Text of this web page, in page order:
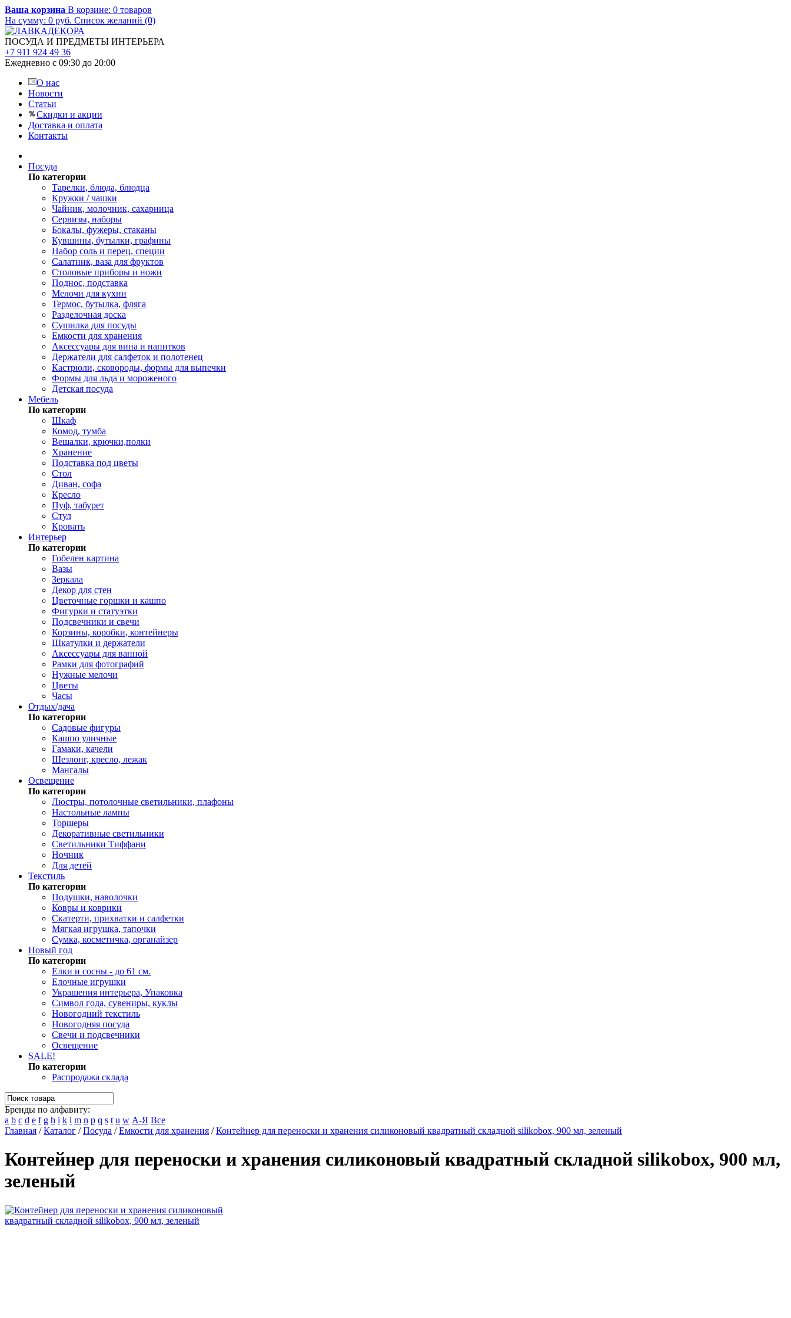
Ваша корзина В корзине: 0 товаров
На сумму: 0 руб. Список желаний (0)
ПОСУДА И ПРЕДМЕТЫ ИНТЕРЬЕРА
+7 911 924 49 36
Ежедневно с 09:30 до 20:00
О нас
Новости
Статьи
Скидки и акции
Доставка и оплата
Контакты
Посуда
По категории
Тарелки, блюда, блюдца
Кружки / чашки
Чайник, молочник, сахарница
Сервизы, наборы
Бокалы, фужеры, стаканы
Кувшины, бутылки, графины
Набор соль и перец, специи
Салатник, ваза для фруктов
Столовые приборы и ножи
Поднос, подставка
Мелочи для кухни
Термос, бутылка, фляга
Разделочная доска
Сушилка для посуды
Емкости для хранения
Аксессуары для вина и напитков
Держатели для салфеток и полотенец
Кастрюли, сковороды, формы для выпечки
Формы для льда и мороженого
Детская посуда
Мебель
По категории
Шкаф
Комод, тумба
Вешалки, крючки,полки
Хранение
Подставка под цветы
Стол
Диван, софа
Кресло
Пуф, табурет
Стул
Кровать
Интерьер
По категории
Гобелен картина
Вазы
Зеркала
Декор для стен
Цветочные горшки и кашпо
Фигурки и статуэтки
Подсвечники и свечи
Корзины, коробки, контейнеры
Шкатулки и держатели
Аксессуары для ванной
Рамки для фотографий
Нужные мелочи
Цветы
Часы
Отдых/дача
По категории
Садовые фигуры
Кашпо уличные
Гамаки, качели
Шезлонг, кресло, лежак
Мангалы
Освещение
По категории
Люстры, потолочные светильники, плафоны
Настольные лампы
Торшеры
Декоративные светильники
Светильники Тиффани
Ночник
Для детей
Текстиль
По категории
Подушки, наволочки
Ковры и коврики
Скатерти, прихватки и салфетки
Мягкая игрушка, тапочки
Сумка, косметичка, органайзер
Новый год
По категории
Елки и сосны - до 61 см.
Елочные игрушки
Украшения интерьера, Упаковка
Символ года, сувениры, куклы
Новогодний текстиль
Новогодняя посуда
Свечи и подсвечники
Освещение
SALE!
По категории
Распродажа склада
Бренды по алфавиту:
a b c d e f g h i k l m n p q s t u w А-Я Все
Главная /Каталог /Посуда /Емкости для хранения /Контейнер для переноски и хранения силиконовый квадратный складной silikobox, 900 мл, зеленый
Контейнер для переноски и хранения силиконовый квадратный складной silikobox, 900 мл,
зеленый